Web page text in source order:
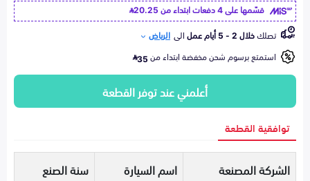
قسّمها على 4 دفعات ابتداء من
20.25
تصلكخلال 2 - 5 أيام عمل الى الرياض
استمتع برسوم شحن مخفضة ابتداء من35
أعلمني عند توفر القطعة
توافقية القطعة
الشركة المصنعة اسم السيارة
سنة الصنع